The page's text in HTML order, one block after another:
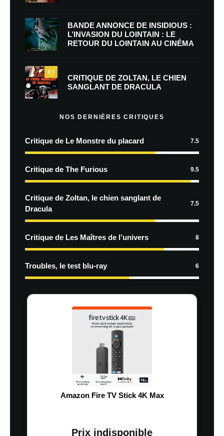
BANDE ANNONCE DE INSIDIOUS :
L’INVASION DU LOINTAIN : LE
RETOUR DU LOINTAIN AU CINÉMA
7.5
CRITIQUE DE ZOLTAN, LE CHIEN
SANGLANT DE DRACULA
NOS DERNIÈRES CRITIQUES
Critique de Le Monstre du placard 7.5
Critique de The Furious 9.5
Critique de Zoltan, le chien sanglant de
Dracula
7.5
Critique de Les Maîtres de l’univers 8
Troubles, le test blu-ray 6
Amazon Fire TV Stick 4K Max
Prix indisponible